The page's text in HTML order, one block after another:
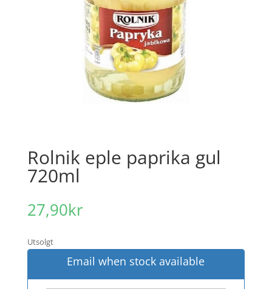
Rolnik eple paprika gul
720ml
27,90kr
Utsolgt
Email when stock available